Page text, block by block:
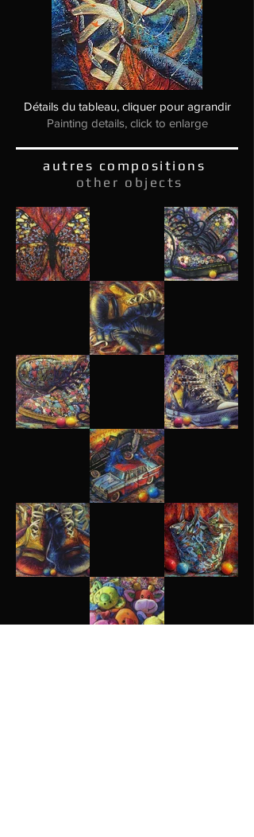
Détails du tableau, cliquer pour agrandir
Painting details, click to enlarge
autres compositions
other objects